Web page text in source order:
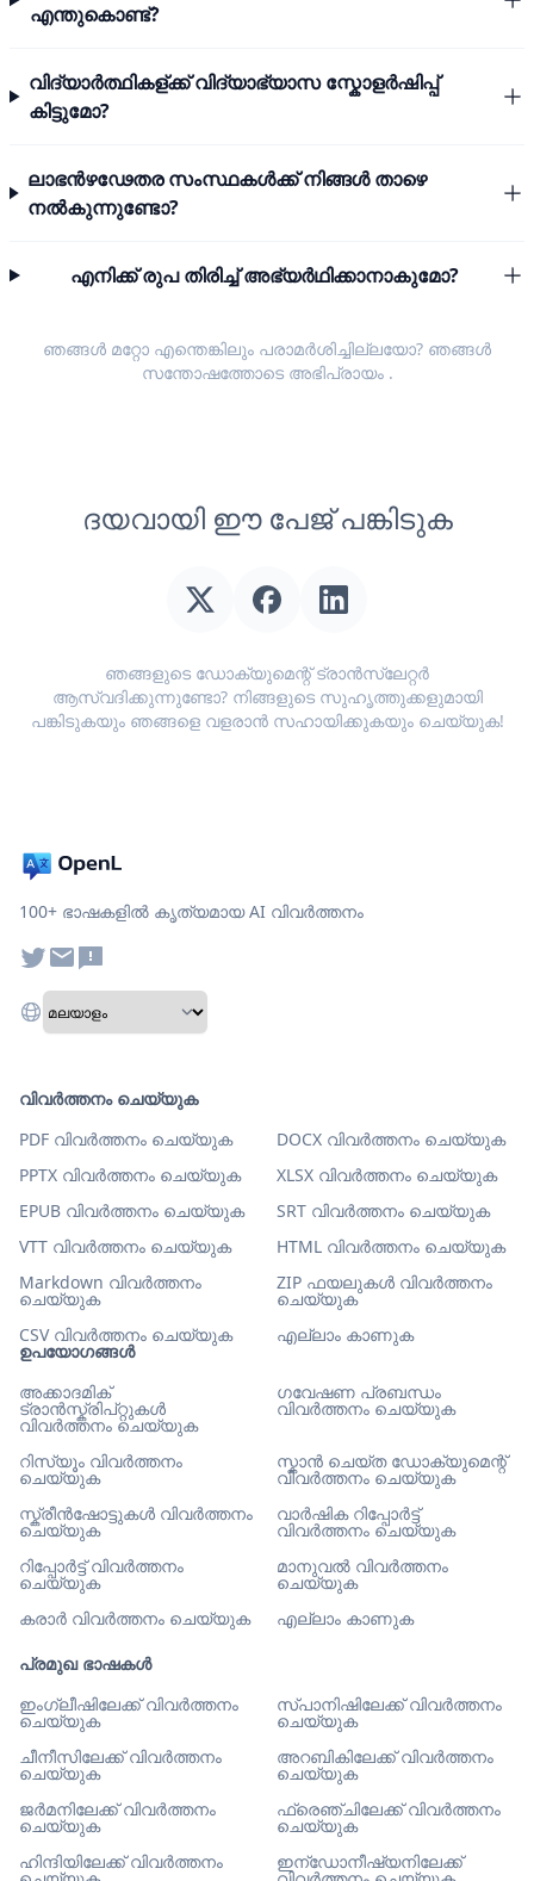
എന്തുകൊണ്ട്?
വിദ്യാർത്ഥികള്ക്ക് വിദ്യാഭ്യാസ സ്കോളർഷിപ്പ്
കിട്ടുമോ?
ലാഭൻഴഢേതര സംസ്ഥകൾക്ക് നിങ്ങൾ താഴെ
നൽകുന്നുണ്ടോ?
എനിക്ക് രുപ തിരിച്ച് അഭ്യർഥിക്കാനാകുമോ?
ഞങ്ങൾ മറ്റോ എന്തെങ്കിലും പരാമർശിച്ചില്ലയോ? ഞങ്ങൾ
സന്തോഷത്തോടെ അഭിപ്രായം.
ദയവായി ഈ പേജ് പങ്കിടുക
ഞങ്ങളുടെ ഡോക്യുമെന്റ് ട്രാൻസ്ലേറ്റർ
ആസ്വദിക്കുന്നുണ്ടോ? നിങ്ങളുടെ സുഹൃത്തുക്കളുമായി
പങ്കിടുകയും ഞങ്ങളെ വളരാൻ സഹായിക്കുകയും ചെയ്യുക!
100+ ഭാഷകളിൽ കൃത്യമായ AI വിവർത്തനം
ഉപയോഗങ്ങൾ
അക്കാദമിക്
ട്രാൻസ്ക്രിപ്റ്റുകൾ
വിവർത്തനം ചെയ്യുക
ഗവേഷണ പ്രബന്ധം
വിവർത്തനം ചെയ്യുക
റിസ്യൂം വിവർത്തനം
ചെയ്യുക
സ്കാൻ ചെയ്ത ഡോക്യുമെന്റ്
വിവർത്തനം ചെയ്യുക
സ്ക്രീൻഷോട്ടുകൾ വിവർത്തനം
ചെയ്യുക
വാർഷിക റിപ്പോർട്ട്
വിവർത്തനം ചെയ്യുക
റിപ്പോർട്ട് വിവർത്തനം
ചെയ്യുക
മാനുവൽ വിവർത്തനം
ചെയ്യുക
കരാർ വിവർത്തനം ചെയ്യുക
എല്ലാം കാണുക
പ്രമുഖ ഭാഷകൾ
ഇംഗ്ലീഷിലേക്ക് വിവർത്തനം
ചെയ്യുക
സ്പാനിഷിലേക്ക് വിവർത്തനം
ചെയ്യുക
ചീനീസിലേക്ക് വിവർത്തനം
ചെയ്യുക
അറബികിലേക്ക് വിവർത്തനം
ചെയ്യുക
ജർമനിലേക്ക് വിവർത്തനം
ചെയ്യുക
ഫ്രെഞ്ചിലേക്ക് വിവർത്തനം
ചെയ്യുക
ഹിന്ദിയിലേക്ക് വിവർത്തനം
ഇന്ഡോനീഷ്യനിലേക്ക്
വിവർത്തനം ചെയ്യുക
PDF വിവർത്തനം ചെയ്യുക
DOCX വിവർത്തനം ചെയ്യുക
PPTX വിവർത്തനം ചെയ്യുക
XLSX വിവർത്തനം ചെയ്യുക
EPUB വിവർത്തനം ചെയ്യുക
SRT വിവർത്തനം ചെയ്യുക
VTT വിവർത്തനം ചെയ്യുക
HTML വിവർത്തനം ചെയ്യുക
Markdown വിവർത്തനം
ചെയ്യുക
ZIP ഫയലുകൾ വിവർത്തനം
ചെയ്യുക
CSV വിവർത്തനം ചെയ്യുക
എല്ലാം കാണുക